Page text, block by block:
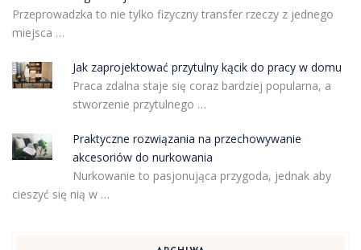
Przeprowadzka to nie tylko fizyczny transfer rzeczy z jednego
miejsca …
Jak zaprojektować przytulny kącik do pracy w domu
Praca zdalna staje się coraz bardziej popularna, a
stworzenie przytulnego …
Praktyczne rozwiązania na przechowywanie
akcesoriów do nurkowania
Nurkowanie to pasjonująca przygoda, jednak aby
cieszyć się nią w …